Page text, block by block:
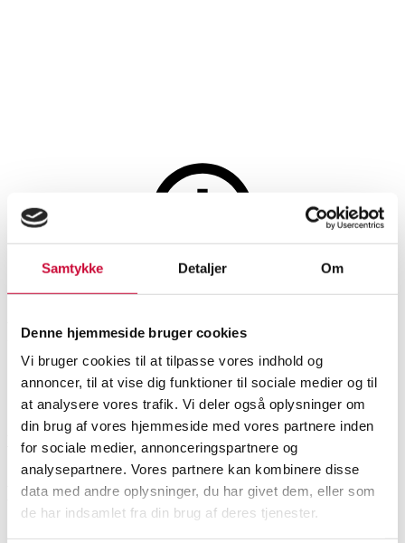
Samtykke Detaljer Om
Denne hjemmeside bruger cookies
Vi bruger cookies til at tilpasse vores indhold og
annoncer, til at vise dig funktioner til sociale medier og til
at analysere vores trafik. Vi deler også oplysninger om
din brug af vores hjemmeside med vores partnere inden
for sociale medier, annonceringspartnere og
analysepartnere. Vores partnere kan kombinere disse
data med andre oplysninger, du har givet dem, eller som
de har indsamlet fra din brug af deres tjenester.
Per Eli. Komposition
SHOWROOM
Vejle
VURDERING
DKK
VARENUMMER
6516476
Beskrivelse